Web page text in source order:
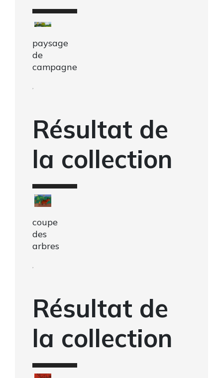
paysage
de
campagne
,
Résultat de
la collection
coupe
des
arbres
,
Résultat de
la collection